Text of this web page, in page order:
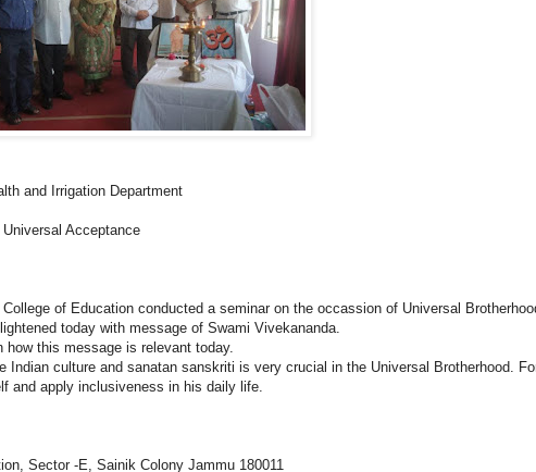
and Irrigation Department
Acceptance
of Education conducted a seminar on the occassion of Universal
today with message of Swami Vivekananda.
this message is relevant today.
Indian culture and sanatan sanskriti is very crucial in the Universal Brotherhood.
and apply inclusiveness in his daily life.
Sector -E, Sainik Colony Jammu 180011